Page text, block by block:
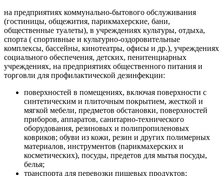
на предприятиях коммунально-бытового обслуживания
(гостиницы, общежития, парикмахерские, бани,
общественные туалеты), в учреждениях культуры, отдыха,
спорта ( спортивные и культурно-оздоровительные
комплексы, бассейны, кинотеатры, офисы и др.), учреждениях
социального обеспечения, детских, пенитенциарных
учреждениях, на предприятиях общественного питания и
торговли для профилактической дезинфекции:
поверхностей в помещениях, включая поверхности с
синтетическим и плиточным покрытием, жесткой и
мягкой мебели, предметов обстановки, поверхностей
приборов, аппаратов, санитарно-технического
оборудования, резиновых и полипропиленовых
ковриков; обуви из кожи, резин и других полимерных
материалов, инструментов (парикмахерских и
косметических), посуды, предетов для мытья посуды,
белья;
транспорта для перевозки пищевых продуктов;